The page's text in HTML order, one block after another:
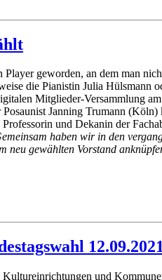
geworden, an dem man
die Pianistin Julia
Mitglieder-Versammlung
Janning Trumann
und Dekanin der
haben wir in den
gewählten Vorstand
und